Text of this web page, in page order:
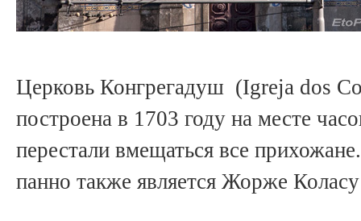
Церковь Конгрегадуш (Igreja dos
построена в 1703 году на месте
перестали вмещаться все
панно также является Жорже